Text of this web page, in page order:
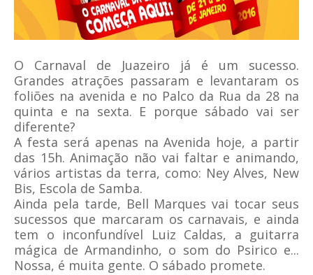
O Carnaval de Juazeiro já é um sucesso.
Grandes atrações passaram e levantaram os
foliões na avenida e no Palco da Rua da 28 na
quinta e na sexta. E porque sábado vai ser
diferente?
A festa será apenas na Avenida hoje, a partir
das 15h. Animação não vai faltar e animando,
vários artistas da terra, como: Ney Alves, New
Bis, Escola de Samba.
Ainda pela tarde, Bell Marques vai tocar seus
sucessos que marcaram os carnavais, e ainda
tem o inconfundível Luiz Caldas, a guitarra
mágica de Armandinho, o som do Psirico e...
Nossa, é muita gente. O sábado promete.